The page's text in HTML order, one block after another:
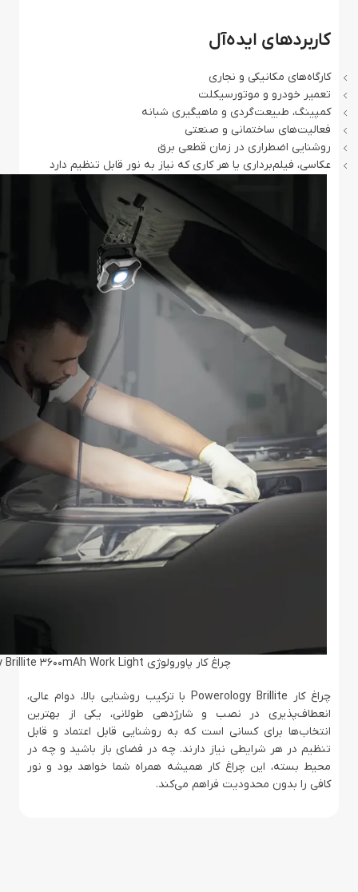
کاربردهای ایده‌آل
کارگاه‌های مکانیکی و نجاری
تعمیر خودرو و موتورسیکلت
کمپینگ، طبیعت‌گردی و ماهیگیری شبانه
فعالیت‌های ساختمانی و صنعتی
روشنایی اضطراری در زمان قطعی برق
عکاسی، فیلم‌برداری یا هر کاری که نیاز به نور قابل تنظیم دارد
چراغ کار پاورولوژی Powerology Brillite 3600mAh Work Light
چراغ کار Powerology Brillite با ترکیب روشنایی بالا، دوام عالی،
انعطاف‌پذیری در نصب و شارژدهی طولانی، یکی از بهترین
انتخاب‌ها برای کسانی است که به روشنایی قابل اعتماد و قابل
تنظیم در هر شرایطی نیاز دارند. چه در فضای باز باشید و چه در
محیط بسته، این چراغ کار همیشه همراه شما خواهد بود و نور
کافی را بدون محدودیت فراهم می‌کند.